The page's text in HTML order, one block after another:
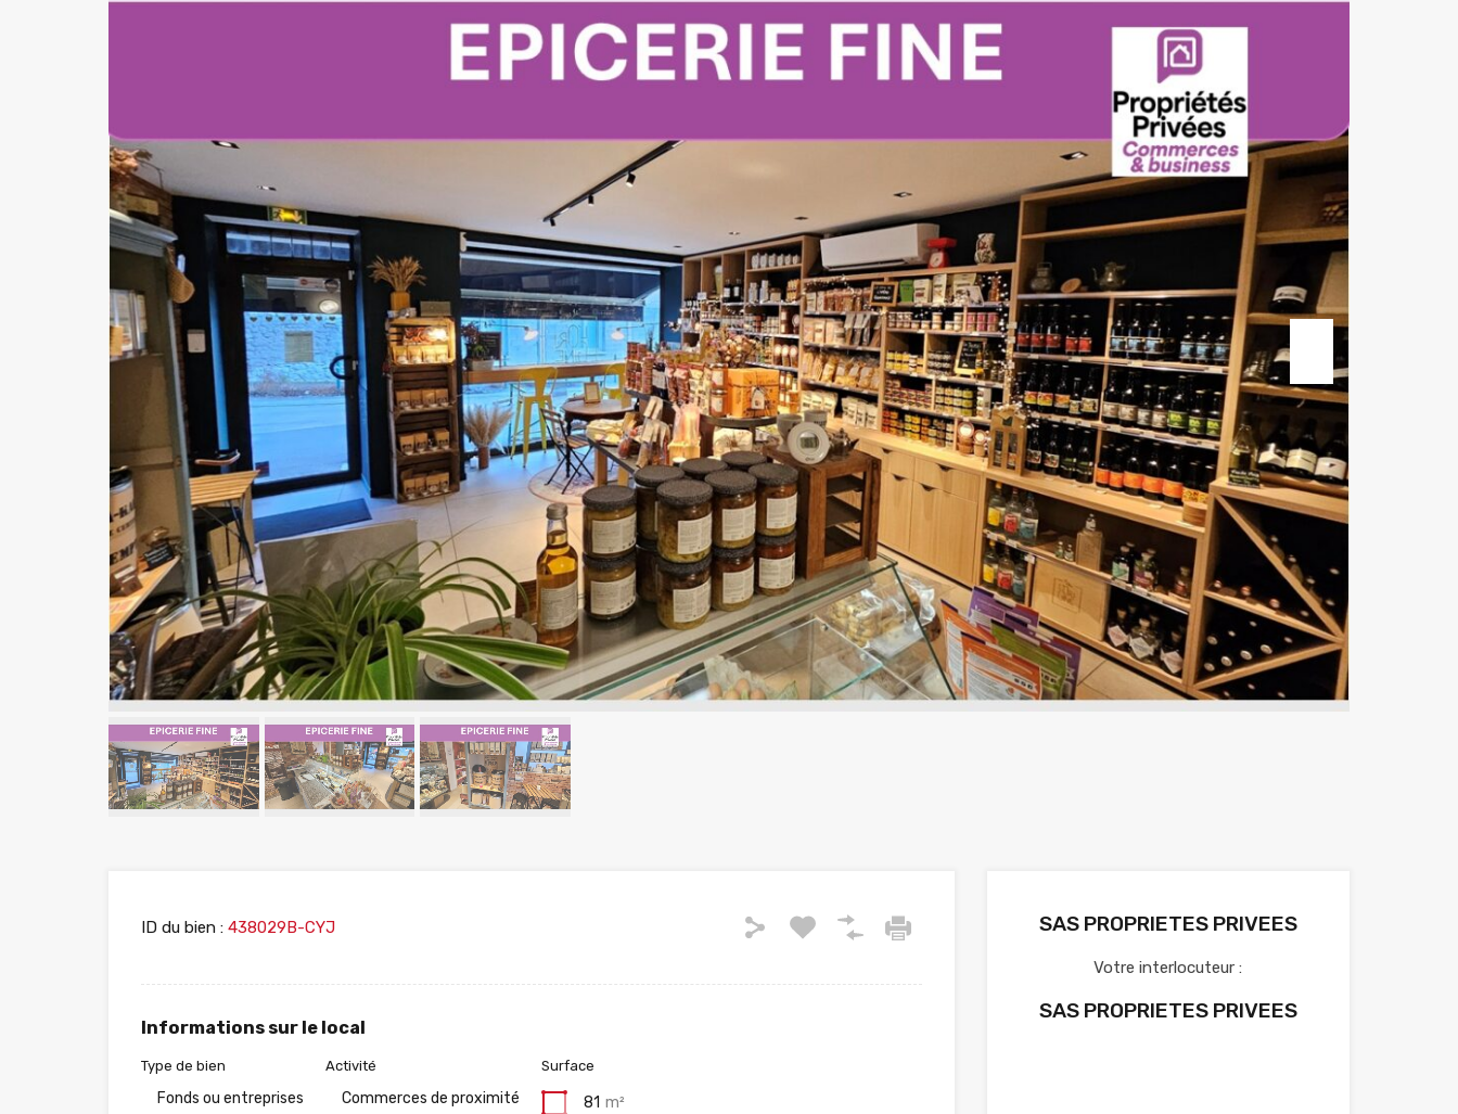
ID du bien : 438029B-CYJ
Informations sur le local
Type de bien
Fonds ou entreprises
Activité
Commerces de proximité
Surface
81 m²
SAS PROPRIETES PRIVEES
Votre interlocuteur :
SAS PROPRIETES PRIVEES